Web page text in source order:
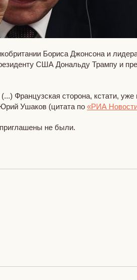
Бориса Джонсона и
США Дональду Трампу и
сторона, кстати, уже
Ушаков (цитата по «РИА
не были.